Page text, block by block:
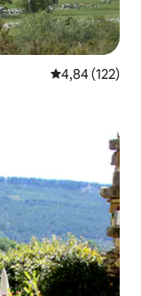
Évaluation
4,84 (122)